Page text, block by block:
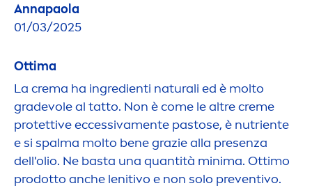
Annapaola
01/03/2025
Ottima
La crema ha ingredienti naturali ed è molto
gradevole al tatto. Non è come le altrecreme
protettive eccessivamente pastose, è nutriente
e si spalma molto bene grazie alla presenza
dell'olio. Ne basta una quantità minima. Ottimo
prodotto anche lenitivo e non solo preventivo.